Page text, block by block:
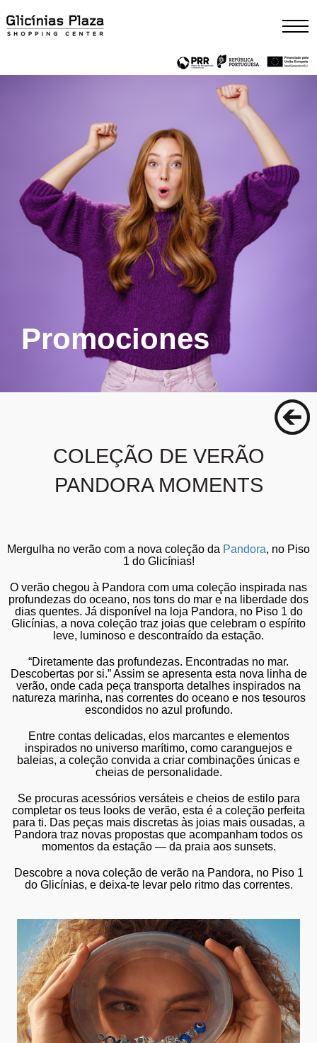
Promociones
COLEÇÃO DE VERÃO
PANDORA MOMENTS
Mergulha no verão com a nova coleção da Pandora, no Piso
1 do Glicínias!
O verão chegou à Pandora com uma coleção inspirada nas
profundezas do oceano, nos tons do mar e na liberdade dos
dias quentes. Já disponível na loja Pandora, no Piso 1 do
Glicínias, a nova coleção traz joias que celebram o espírito
leve, luminoso e descontraído da estação.
“Diretamente das profundezas. Encontradas no mar.
Descobertas por si.”Assim se apresenta esta nova linha de
verão, onde cada peça transporta detalhes inspirados na
natureza marinha, nas correntes do oceano e nos tesouros
escondidos no azul profundo.
Entre contas delicadas, elos marcantes e elementos
inspirados no universo marítimo, como caranguejos e
baleias, a coleção convida a criar combinações únicas e
cheias de personalidade.
Se procuras acessórios versáteis e cheios de estilo para
completar os teus looks de verão, esta é a coleção perfeita
para ti. Das peças mais discretas às joias mais ousadas, a
Pandora traz novas propostas que acompanham todos os
momentos da estação — da praia aos sunsets.
Descobre a nova coleção de verão na Pandora, no Piso 1
do Glicínias, e deixa-te levar pelo ritmo das correntes.